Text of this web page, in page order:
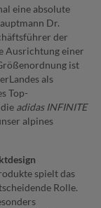
eine absolute
Dr.
der
Ausrichtung einer
ist
als
Top-
adidas INFINITE
alpines
spielt das
Rolle.